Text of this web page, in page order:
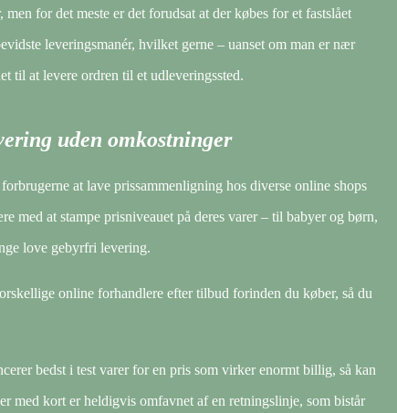
for det meste er det forudsat at der købes for et fastslået
leveringsmanér, hvilket gerne – uanset om man er nær
til at levere ordren til et udleveringssted.
uden omkostninger
at lave prissammenligning hos diverse online shops
med at stampe prisniveauet på deres varer – til babyer og børn,
love gebyrfri levering.
online forhandlere efter tilbud forinden du køber, så du
bedst i test varer for en pris som virker enormt billig, så kan
med kort er heldigvis omfavnet af en retningslinje, som bistår